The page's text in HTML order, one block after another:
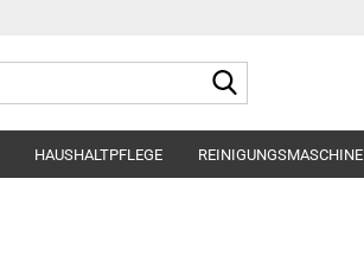
HAUSHALTPFLEGE REINIGUNGSMASCHINE